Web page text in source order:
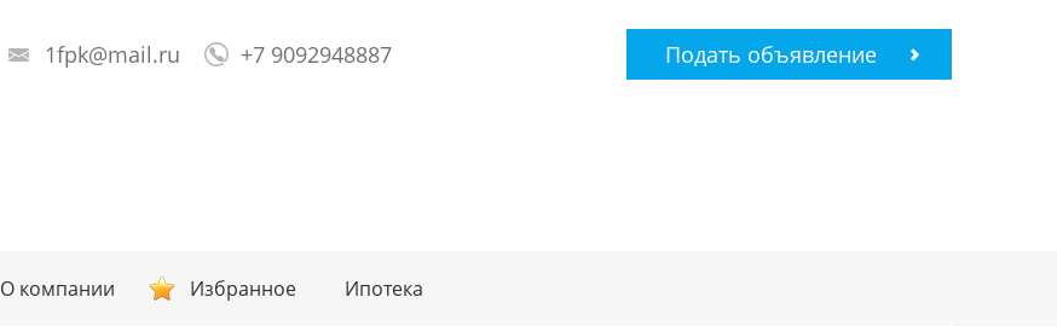
1fpk@mail.ru +7 9092948887 Подать объявление
О компании Избранное Ипотека